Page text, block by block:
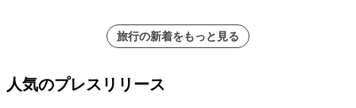
旅行の新着をもっと見る
人気のプレスリリース